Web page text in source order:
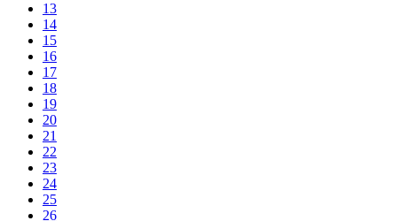
13
14
15
16
17
18
19
20
21
22
23
24
25
26